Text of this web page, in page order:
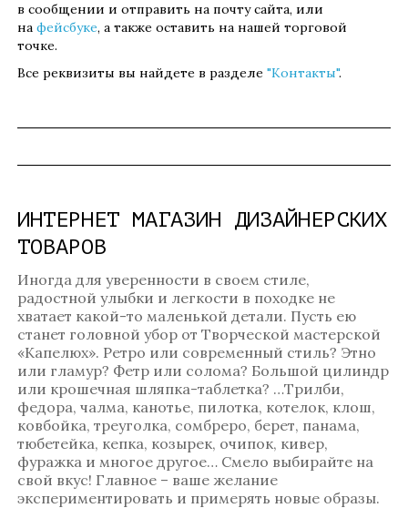
в сообщении и отправить на почту сайта, или
нафейсбуке, а также оставить на нашей торговой
точке.
Все реквизиты вы найдете в разделе"Контакты".
ИНТЕРНЕТ МАГАЗИН ДИЗАЙНЕРСКИХ
ТОВАРОВ
Иногда для уверенности в своем стиле,
радостной улыбки и легкости в походке не
хватает какой-то маленькой детали. Пусть ею
станет головной убор от Творческой мастерской
«Капелюх». Ретро или современный стиль? Этно
или гламур? Фетр или солома? Большой цилиндр
или крошечная шляпка-таблетка? …Трилби,
федора, чалма, канотье, пилотка, котелок, клош,
ковбойка, треуголка, сомбреро, берет, панама,
тюбетейка, кепка, козырек, очипок, кивер,
фуражка и многое другое… Смело выбирайте на
свой вкус! Главное – ваше желание
экспериментировать и примерять новые образы.